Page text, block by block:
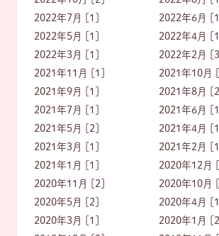
2022年7月 [1]
2022年6月 [1]
2022年5月 [1]
2022年4月 [1]
2022年3月 [1]
2022年2月 [3]
2021年11月 [1]
2021年10月
2021年9月 [1]
2021年8月 [2]
2021年7月 [1]
2021年6月 [1]
2021年5月 [2]
2021年4月 [1]
2021年3月 [1]
2021年2月 [1]
2021年1月 [1]
2020年12月
2020年11月 [2]
2020年10月
2020年5月 [2]
2020年4月 [1]
2020年3月 [1]
2020年1月 [2]